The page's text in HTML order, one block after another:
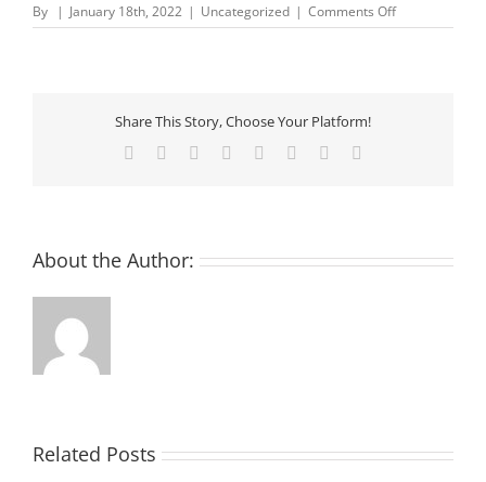
By | January 18th, 2022 | Uncategorized | Comments Offon
Come
Share This Story, Choose Your Platform!
Facebook Reddit LinkedIn
TumblrPinterest
About the Author:
Related Posts